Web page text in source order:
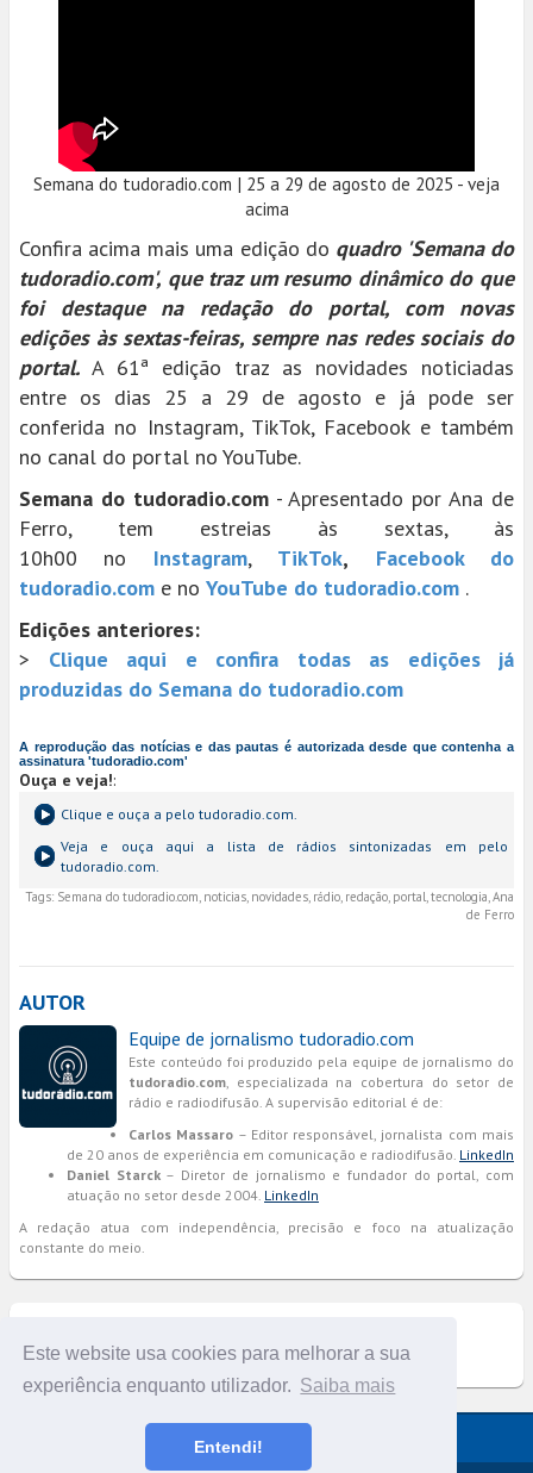
Este website usa cookies para melhorar a sua
experiência enquanto utilizador. Saiba mais
Entendi!
Semana do tudoradio.com | 25 a 29 de agosto de 2025 - veja
acima
Confira acima mais uma edição do quadro 'Semana do
tudoradio.com', que traz um resumo dinâmico do que
foi destaque na redação do portal, com novas
edições às sextas-feiras, sempre nas redes sociais do
portal. A 61ª edição traz as novidades noticiadas
entre os dias 25 a 29 de agosto e já pode ser
conferida no Instagram, TikTok, Facebook e também
no canal do portal no YouTube.
Semana do tudoradio.com- Apresentado por Ana de
Ferro, tem estreias às sextas, às
10h00 no Instagram, TikTok,
Facebook do
tudoradio.com e no YouTube do tudoradio.com .
Edições anteriores:
> Clique aqui e confira todas as edições já
produzidas do Semana do tudoradio.com
A reprodução das notícias e das pautas é autorizada desde que contenha a
assinatura 'tudoradio.com'
Ouça e veja!:
Clique e ouça a pelo tudoradio.com.
Veja e ouça aqui a lista de rádios sintonizadas em pelo
tudoradio.com.
Tags: Semana do tudoradio.com, noticias, novidades, rádio, redação, portal, tecnologia, Ana
de Ferro
AUTOR
Equipe de jornalismo tudoradio.com
Este conteúdo foi produzido pela equipe de jornalismo do
tudoradio.com, especializada na cobertura do setor de
rádio e radiodifusão. A supervisão editorial é de:
Carlos Massaro – Editor responsável, jornalista com mais
de 20 anos de experiência em comunicação e radiodifusão. LinkedIn
Daniel Starck– Diretor de jornalismo e fundador do portal, com
atuação no setor desde 2004. LinkedIn
A redação atua com independência, precisão e foco na atualização
constante do meio.
Versão completa do portal